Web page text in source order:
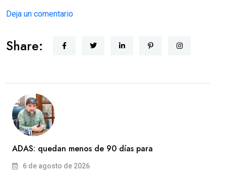
Deja un comentario
Share:
ADAS: quedan menos de 90 días para
6 de agosto de 2026